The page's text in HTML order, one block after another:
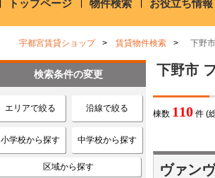
トップページ 物件検索 お役立ち情報
宇都宮賃貸ショップ 賃貸物件検索 下野
下野市
棟数 110 件 (
ヴァン
検索条件の変更
エリアで絞る 沿線で絞る
小学校から探す 中学校から探す
区域から探す